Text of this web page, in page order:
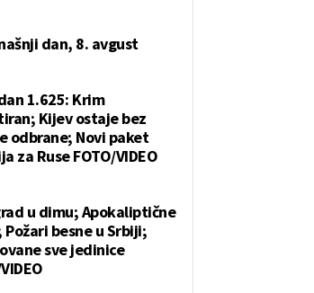
dan, 8. avgust
1.625: Krim
Kijev ostaje bez
odbrane; Novi paket
za Ruse FOTO/VIDEO
u dimu; Apokaliptične
Požari besne u Srbiji;
sve jedinice